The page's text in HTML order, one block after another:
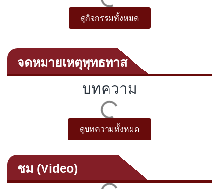
ดูกิจกรรมทั้งหมด
จดหมายเหตุพุทธทาส
บทความ
ดูบทความทั้งหมด
ชม (Video)